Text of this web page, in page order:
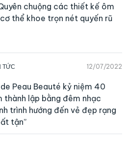
chuộng các thiết kế ôm
thể khoe trọn nét quyến rũ
TỨC 12/07/2022
Peau Beauté kỷ niệm 40
thành lập bằng đêm nhạc
trình hướng đến vẻ đẹp rạng
tận”